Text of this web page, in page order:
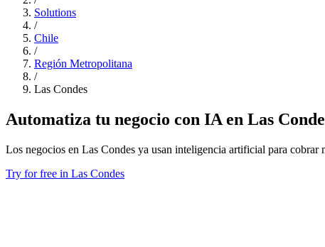
Solutions
/
Chile
/
Región Metropolitana
/
Las Condes
Automatiza tu negocio con IA en Las
Los negocios en Las Condes ya usan inteligencia artificial para cobrar
Try for free in Las Condes